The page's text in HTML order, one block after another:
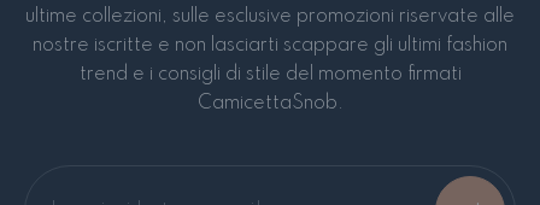
ultime collezioni, sulle esclusive promozioni riservate alle
nostre iscritte e non lasciarti scappare gli ultimi fashion
trend e i consigli di stile del momento firmati
CamicettaSnob.